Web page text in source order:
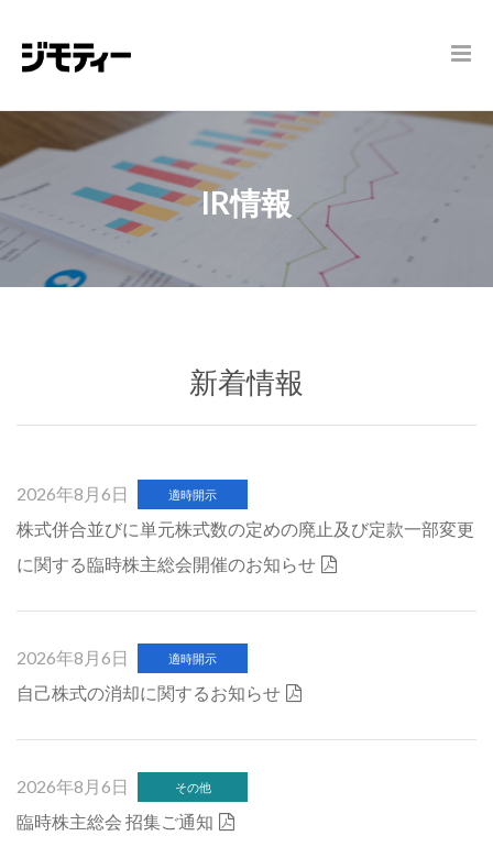
IR情報
新着情報
2026年8月6日 適時開示
株式併合並びに単元株式数の定めの廃止及び定款一部変更
に関する臨時株主総会開催のお知らせ
2026年8月6日 適時開示
自己株式の消却に関するお知らせ
2026年8月6日 その他
臨時株主総会 招集ご通知